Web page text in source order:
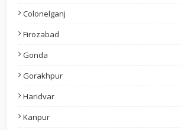
Colonelganj
Firozabad
Gonda
Gorakhpur
Haridvar
Kanpur